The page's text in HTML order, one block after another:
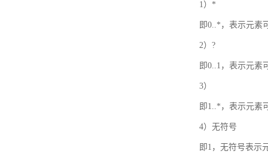
1）*
即0..*，表示元素
2）?
即0..1，表示元素
3）
即1..*，表示元素
4）无符号
即1，无符号表示